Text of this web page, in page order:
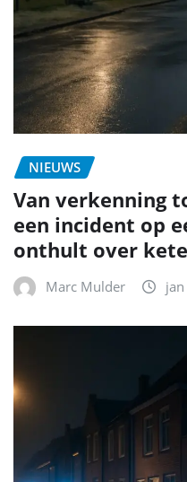
NIEUWS
Van verkenning
een incident op
onthult over
Marc Mulder